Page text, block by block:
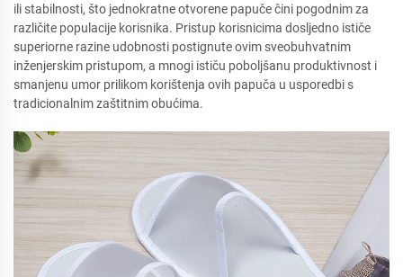
ili stabilnosti, što jednokratne otvorene papuče čini pogodnim za
različite populacije korisnika. Pristup korisnicima dosljedno ističe
superiorne razine udobnosti postignute ovim sveobuhvatnim
inženjerskim pristupom, a mnogi ističu poboljšanu produktivnost i
smanjenu umor prilikom korištenja ovih papuča u usporedbi s
tradicionalnim zaštitnim obućima.